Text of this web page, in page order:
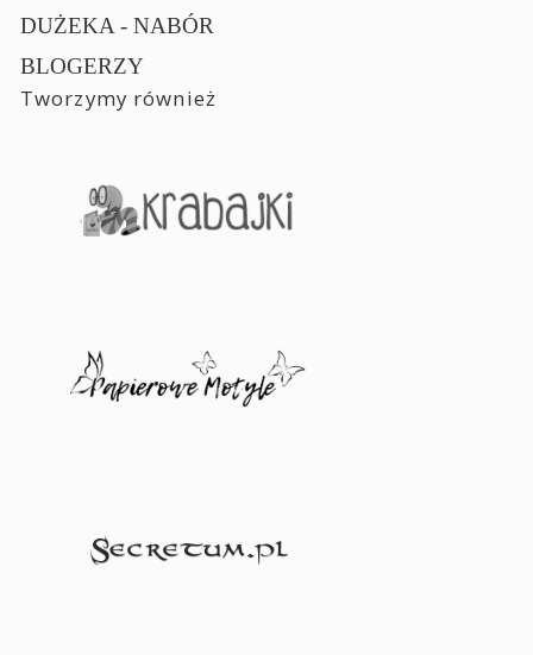
DUŻEKA - NABÓR
BLOGERZY
Tworzymy również